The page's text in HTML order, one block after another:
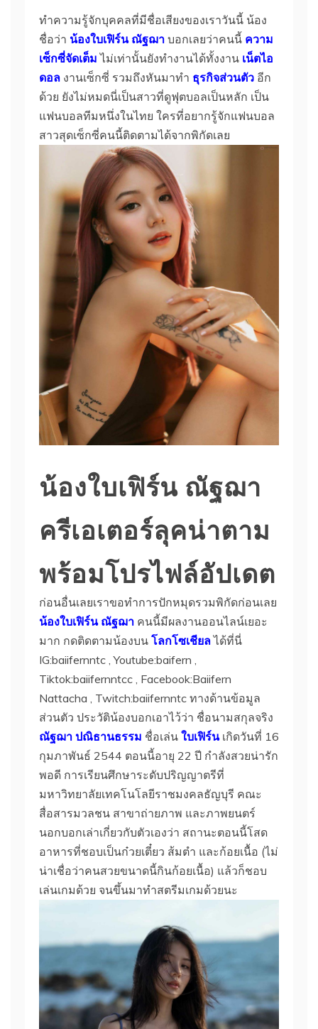
ทำความรู้จักบุคคลที่มีชื่อเสียงของเราวันนี้ น้อง
ชื่อว่า น้องใบเฟิร์น ณัฐฌา บอกเลยว่าคนนี้ ความ
เซ็กซี่จัดเต็ม ไม่เท่านั้นยังทำงานได้ทั้งงาน เน็ตไอ
ดอล งานเซ็กซี่ รวมถึงหันมาทำ ธุรกิจส่วนตัว อีก
ด้วย ยังไม่หมดนี่เป็นสาวที่ดูฟุตบอลเป็นหลัก เป็น
แฟนบอลทีมหนึ่งในไทย ใครที่อยากรู้จักแฟนบอล
สาวสุดเซ็กซี่คนนี้ติดตามได้จากพิกัดเลย
น้องใบเฟิร์น ณัฐฌา
ครีเอเตอร์ลุคน่าตาม
พร้อมโปรไฟล์อัปเดต
ก่อนอื่นเลยเราขอทำการปักหมุดรวมพิกัดก่อนเลย
น้องใบเฟิร์น ณัฐฌา คนนี้มีผลงานออนไลน์เยอะ
มาก กดติดตามน้องบน โลกโซเชียล ได้ที่นี่
IG:baiifernntc , Youtube:baifern ,
Tiktok:baiifernntcc , Facebook:Baiifern
Nattacha , Twitch:baiifernntc ทางด้านข้อมูล
ส่วนตัว ประวัติน้องบอกเอาไว้ว่า ชื่อนามสกุลจริง
ณัฐฌา ปณิธานธรรม ชื่อเล่น ใบเฟิร์นเกิดวันที่ 16
กุมภาพันธ์ 2544 ตอนนี้อายุ 22 ปี กำลังสวยน่ารัก
พอดี การเรียนศึกษาระดับปริญญาตรีที่
มหาวิทยาลัยเทคโนโลยีราชมงคลธัญบุรี คณะ
สื่อสารมวลชน สาขาถ่ายภาพ และภาพยนตร์
นอกบอกเล่าเกี่ยวกับตัวเองว่า สถานะตอนนี้โสด
อาหารที่ชอบเป็นก๋วยเตี๋ยว ส้มตำ และก้อยเนื้อ (ไม่
น่าเชื่อว่าคนสวยขนาดนี้กินก้อยเนื้อ) แล้วก็ชอบ
เล่นเกมด้วย จนขึ้นมาทำสตรีมเกมด้วยนะ